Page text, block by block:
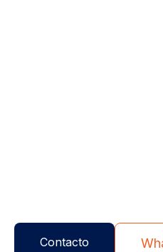
Contacto